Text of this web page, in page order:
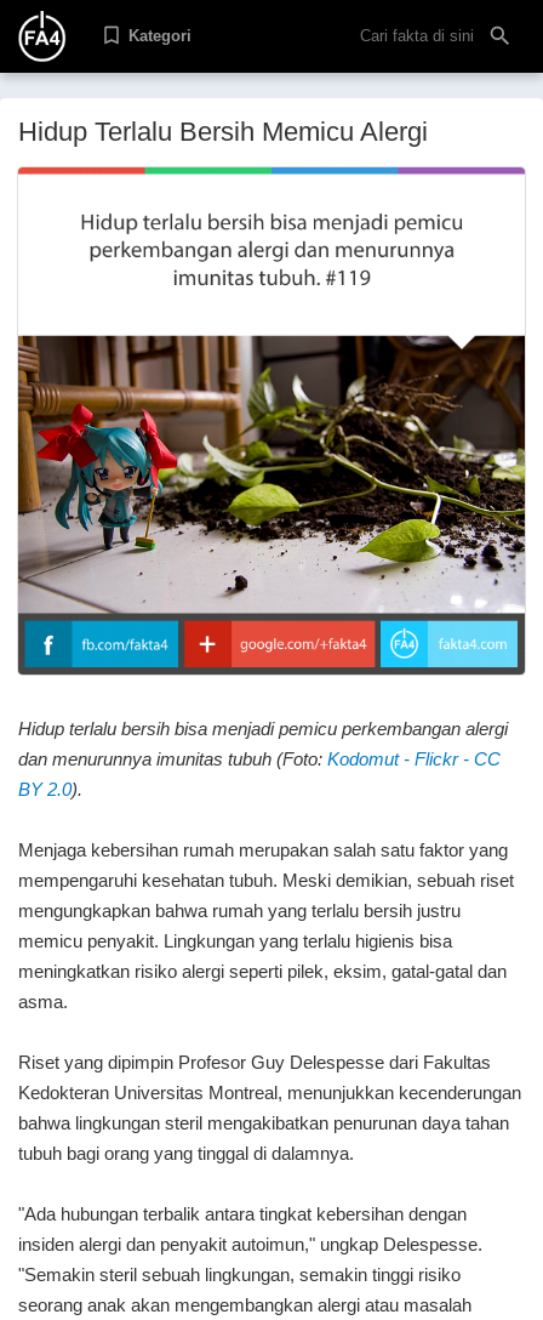
Kategori
Hidup Terlalu Bersih Memicu Alergi
Hidup terlalu bersih bisa menjadi pemicu perkembangan alergi
dan menurunnya imunitas tubuh (Foto: Kodomut - Flickr - CC
BY 2.0).
Menjaga kebersihan rumah merupakan salah satu faktor yang
mempengaruhi kesehatan tubuh. Meski demikian, sebuah riset
mengungkapkan bahwa rumah yang terlalu bersih justru
memicu penyakit. Lingkungan yang terlalu higienis bisa
meningkatkan risiko alergi seperti pilek, eksim, gatal-gatal dan
asma.
Riset yang dipimpin Profesor Guy Delespesse dari Fakultas
Kedokteran Universitas Montreal, menunjukkan kecenderungan
bahwa lingkungan steril mengakibatkan penurunan daya tahan
tubuh bagi orang yang tinggal di dalamnya.
"Ada hubungan terbalik antara tingkat kebersihan dengan
insiden alergi dan penyakit autoimun," ungkap Delespesse.
"Semakin steril sebuah lingkungan, semakin tinggi risiko
seorang anak akan mengembangkan alergi atau masalah